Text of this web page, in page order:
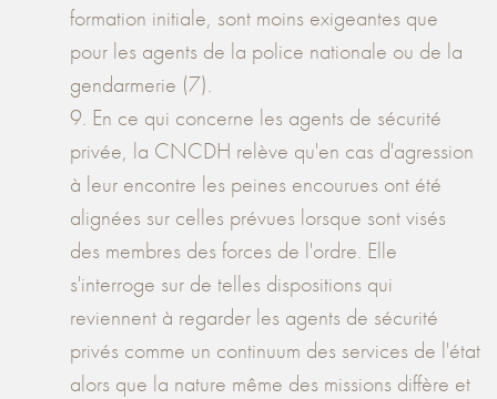
formation initiale, sont moins exigeantes que
pour les agents de la police nationale ou de la
gendarmerie (7).
9. En ce qui concerne les agents de sécurité
privée, la CNCDH relève qu'en cas d'agression
à leur encontre les peines encourues ont été
alignées sur celles prévues lorsque sont visés
des membres des forces de l'ordre. Elle
s'interroge sur de telles dispositions qui
reviennent à regarder les agents de sécurité
privés comme un continuum des services de l'état
alors que la nature même des missions diffère et